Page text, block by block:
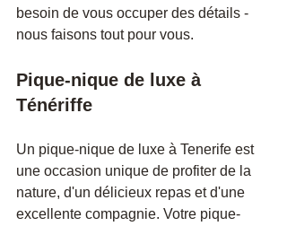
besoin de vous occuper des détails -
nous faisons tout pour vous.
Pique-nique de luxe à
Ténériffe
Un pique-nique de luxe à Tenerife est
une occasion unique de profiter de la
nature, d'un délicieux repas et d'une
excellente compagnie. Votre pique-